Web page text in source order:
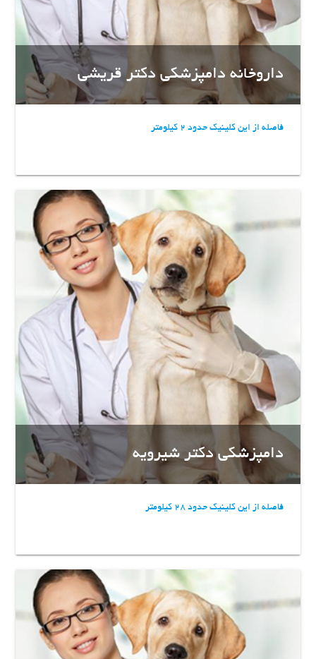
داروخانه دامپزشکی دکتر قریشی
فاصله از این کلینیک حدود 2 کیلومتر
دامپزشکی دکتر شیرویه
فاصله از این کلینیک حدود 28 کیلومتر